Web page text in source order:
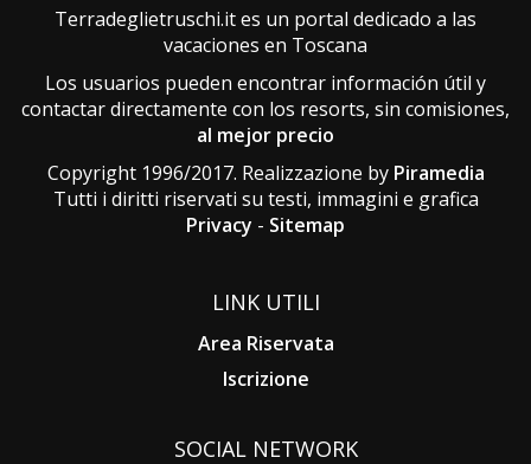
Terradeglietruschi.it es un portal dedicado a las
vacaciones en Toscana
Los usuarios pueden encontrar información útil y
contactar directamente con los resorts, sin comisiones,
al mejor precio
Copyright 1996/2017. Realizzazione by Piramedia
Tutti i diritti riservati su testi, immagini e grafica
Privacy - Sitemap
LINK UTILI
Area Riservata
Iscrizione
SOCIAL NETWORK